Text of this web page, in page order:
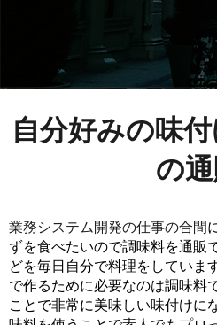
自分好みの味
の
業務システム開発の仕事の合間
ずを食べたいので調味料を通販
どを毎日自分で料理をしていま
で作るために必要なのは調味料
ことで非常に美味しい味付けに